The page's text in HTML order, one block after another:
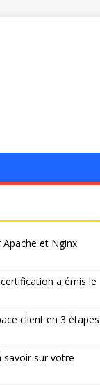
et Nginx
a émis le
client en 3 étapes
savoir sur votre